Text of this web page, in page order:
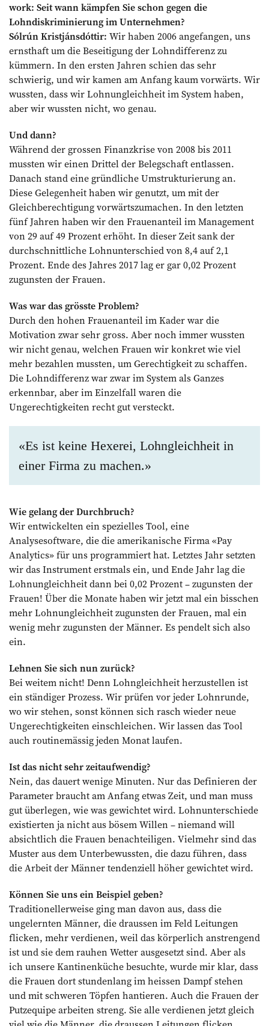
work: Seit wann kämpfen Sie schon gegen die
Lohndiskriminierung im Unternehmen?
Sólrún Kristjánsdóttir: Wir haben 2006 angefangen, uns
ernsthaft um die Beseitigung der Lohndifferenz zu
kümmern. In den ersten Jahren schien das sehr
schwierig, und wir kamen am Anfang kaum vorwärts. Wir
wussten, dass wir Lohnungleichheit im System haben,
aber wir wussten nicht, wo genau.
Und dann?
Während der grossen Finanzkrise von 2008 bis 2011
mussten wir einen Drittel der Belegschaft entlassen.
Danach stand eine gründliche Umstrukturierung an.
Diese Gelegenheit haben wir genutzt, um mit der
Gleichberechtigung vorwärtszumachen. In den letzten
fünf Jahren ­haben wir den Frauenanteil im Management
von 29 auf 49 Prozent erhöht. In dieser Zeit sank der
durchschnittliche Lohnunterschied von 8,4 auf 2,1
Prozent. Ende des Jahres 2017 lag er gar 0,02 Prozent
zugunsten der Frauen.
Was war das grösste Problem?
Durch den hohen Frauenanteil im Kader war die
Motivation zwar sehr gross. Aber noch immer wussten
wir nicht genau, welchen Frauen wir konkret wie viel
mehr bezahlen mussten, um Gerechtigkeit zu schaffen.
Die Lohndifferenz war zwar im System als Ganzes
erkennbar, aber im Einzelfall waren die
Ungerechtigkeiten recht gut versteckt.
«Es ist keine Hexerei, Lohngleichheit in
einer Firma zu machen.»
Wie gelang der Durchbruch?
Wir entwickelten ein spezielles Tool, eine
Analysesoftware, die die amerikanische Firma «Pay
Analytics» für uns programmiert hat. Letztes Jahr setzten
wir das Instrument erstmals ein, und Ende Jahr lag die
Lohnungleichheit dann bei 0,02 Prozent – zugunsten der
Frauen! Über die Monate haben wir jetzt mal ein bisschen
mehr Lohnungleichheit zugunsten der Frauen, mal ein
wenig mehr zugunsten der Männer. Es pendelt sich also
ein.
Lehnen Sie sich nun zurück?
Bei weitem nicht! Denn Lohngleichheit herzustellen ist
ein ständiger Prozess. Wir prüfen vor jeder Lohnrunde,
wo wir stehen, sonst können sich rasch wieder neue
Ungerechtigkeiten einschleichen. Wir lassen das Tool
auch routinemässig jeden Monat laufen.
Ist das nicht sehr zeitaufwendig?
Nein, das dauert wenige Minuten. Nur das Definieren der
Parameter braucht am Anfang etwas Zeit, und man muss
gut überlegen, wie was gewichtet wird. Lohnunterschiede
existierten ja nicht aus bösem Willen – niemand will
absichtlich die Frauen benachteiligen. Vielmehr sind das
Muster aus dem Unterbewussten, die dazu führen, dass
die Arbeit der Männer tendenziell höher gewichtet wird.
Können Sie uns ein Beispiel geben?
Traditionellerweise ging man davon aus, dass die
ungelernten Männer, die draussen im Feld Leitungen
flicken, mehr verdienen, weil das körperlich anstrengend
ist und sie dem rauhen Wetter ausgesetzt sind. Aber als
ich unsere Kantinenküche besuchte, wurde mir klar, dass
die Frauen dort stundenlang im heissen Dampf stehen
und mit schweren Töpfen hantieren. Auch die Frauen der
Putzequipe arbeiten streng. Sie alle verdienen jetzt gleich